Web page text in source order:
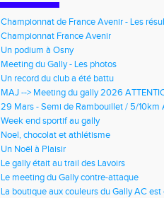
Championnat de France Avenir - Les
Championnat France Avenir
Un podium à Osny
Meeting du Gally - Les photos
Un record du club a été battu
MAJ --> Meeting du gally 2026
29 Mars - Semi de Rambouillet / 5/10km
Week end sportif au gally
Noel, chocolat et athlétisme
Un Noël à Plaisir
Le gally était au trail des Lavoirs
Le meeting du Gally contre-attaque
La boutique aux couleurs du Gally AC est